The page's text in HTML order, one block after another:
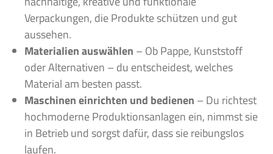
Verpackungen, die Produkte schützen und gut
aussehen.
Materialien auswählen – Ob Pappe, Kunststoff
oder Alternativen – du entscheidest, welches
Material am besten passt.
Maschinen einrichten und bedienen – Du richtest
hochmoderne Produktionsanlagen ein, nimmst sie
in Betrieb und sorgst dafür, dass sie reibungslos
laufen.